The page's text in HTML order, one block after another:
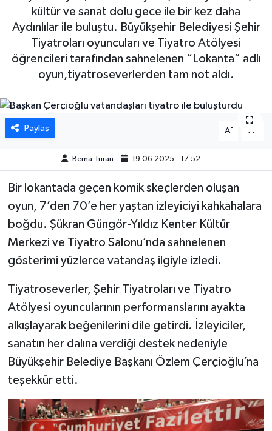
kültür ve sanat dolu gece ile bir kez daha
Aydınlılar ile buluştu. Büyükşehir Belediyesi Şehir
Tiyatroları oyuncuları ve Tiyatro Atölyesi
öğrencileri tarafından sahnelenen “Lokanta” adlı
oyun,tiyatroseverlerden tam not aldı.
Paylaş A- A
Berna Turan 19.06.2025 - 17:52
Bir lokantada geçen komik skeçlerden oluşan
oyun, 7’den 70’e her yaştan izleyiciyi kahkahalara
boğdu. Şükran Güngör-Yıldız Kenter Kültür
Merkezi ve Tiyatro Salonu’nda sahnelenen
gösterimi yüzlerce vatandaş ilgiyle izledi.
Tiyatroseverler, Şehir Tiyatroları ve Tiyatro
Atölyesi oyuncularının performanslarını ayakta
alkışlayarak beğenilerini dile getirdi. İzleyiciler,
sanatın her dalına verdiği destek nedeniyle
Büyükşehir Belediye Başkanı Özlem Çerçioğlu’na
teşekkür etti.
DÜNYA
EGE
EĞİTİM
GÜNDEM
HABERDE İNSAN
KÜLTÜR SANAT
ÖZEL HABER
SAĞLIK
SİYASET